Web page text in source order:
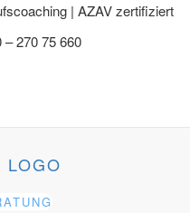
| AZAV zertifiziert
– 270 75 660
für berufliche